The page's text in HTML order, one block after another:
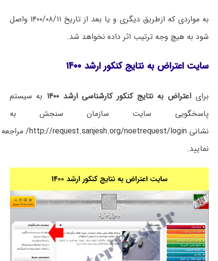
به مواردی که ازطریق دیگری و یا بعد از تاریخ ۱۴۰۰/۰۸/۱۱ واصل
شود به هیچ وجه ترتیب اثر داده نخواهد شد.
سایت اعتراض به نتایج کنکور ارشد ۱۴۰۰
برایاعتراض به نتایج کنکور کارشناسی ارشد ۱۴۰۰
به سیستم
پاسخگویی سایت سازمان سنجش به
نشانی http://request.sanjesh.org/noetrequest/login/
مراجعه
نمایید.